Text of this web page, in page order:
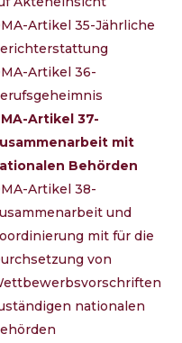
Artikel 35-Jährliche
Artikel 36-
Artikel 37-
mit
Behörden
Artikel 38-
und
mit für die
von
nationalen